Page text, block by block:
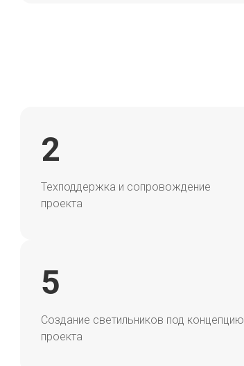
2
Техподдержка и сопровождение
проекта
5
Создание светильников под концепцию
проекта